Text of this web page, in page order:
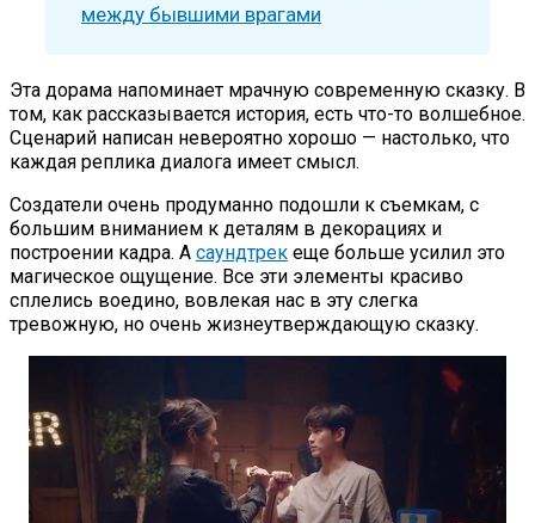
между бывшими врагами
Эта дорама напоминает мрачную современную сказку. В
том, как рассказывается история, есть что-то волшебное.
Сценарий написан невероятно хорошо — настолько, что
каждая реплика диалога имеет смысл.
Создатели очень продуманно подошли к съемкам, с
большим вниманием к деталям в декорациях и
построении кадра. А саундтрек еще больше усилил это
магическое ощущение. Все эти элементы красиво
сплелись воедино, вовлекая нас в эту слегка
тревожную, но очень жизнеутверждающую сказку.